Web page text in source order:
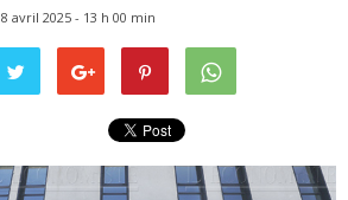
8 avril 2025 - 13 h 00 min